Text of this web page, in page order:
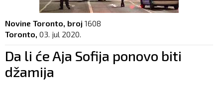
Novine Toronto, broj 1608
Toronto, 03. jul 2020.
Da li će Aja Sofija ponovo biti
džamija